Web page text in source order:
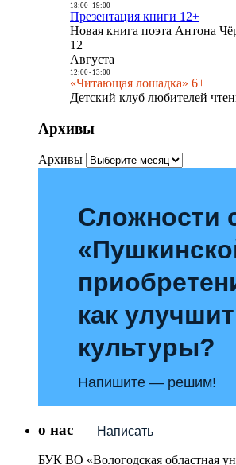
18:00- 19:00
Презентация книги 12+
Новая книга поэта Антона
12
Августа
12:00- 13:00
«Читающая лошадка» 6+
Детский клуб любителей
Архивы
Архивы
Сложности
как
культуры?
Напишите — решим!
Написать
о нас
БУК ВО «Вологодская областная